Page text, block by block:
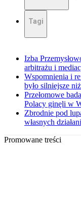
Tagi
Izba
arbitrażu i
Wspomnienia i
było silniejsze
Przełomowe
Polacy ginęli w
Zbrodnie pod
własnych
Promowane treści